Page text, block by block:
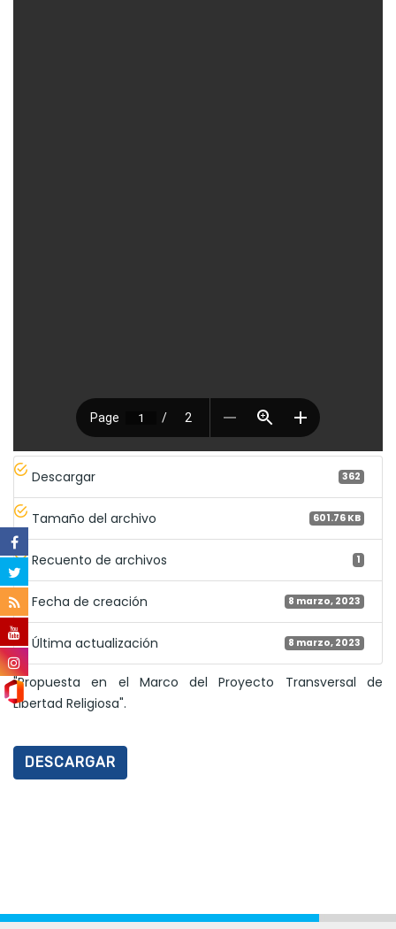
Descargar 362
Tamaño del archivo 601.76 KB
Recuento de archivos 1
Fecha de creación 8 marzo, 2023
Última actualización 8 marzo, 2023
"Propuesta en el Marco del Proyecto Transversal de
Libertad Religiosa".
DESCARGAR